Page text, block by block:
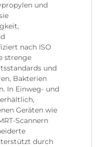
und
nach ISO
strenge
und
Bakterien
In Einweg- und
Geräten wie
Scannern
durch